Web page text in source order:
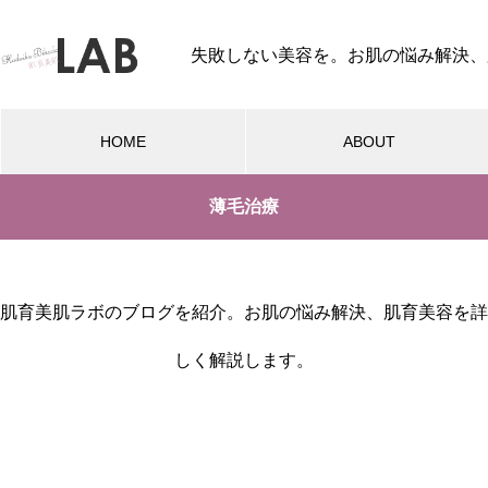
失敗しない美容を。お肌の悩み解決
HOME ABOUT
美容基礎知識
みを徹底解説！メカニズムを知
って正しくケア
薄毛治療
肌育美肌ラボのブログを紹介。お肌の悩み解決、肌育美容を詳
しく解説します。